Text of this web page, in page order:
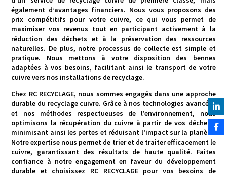
également d’avantages financiers. Nous vous proposons des
prix compétitifs pour votre cuivre, ce qui vous permet de
maximiser vos revenus tout en participant activement à la
réduction des déchets et à la préservation des ressources
naturelles. De plus, notre processus de collecte est simple et
pratique. Nous mettons à votre disposition des bennes
adaptées à vos besoins, facilitant ainsi le transport de votre
cuivre vers nos installations de recyclage.
Chez RC RECYCLAGE, nous sommes engagés dans une approche
durable du recyclage cuivre. Grâce à nos technologies avancées
et nos méthodes respectueuses de l’environnement, nous
optimisons la récupération du cuivre à partir de vos déchets,
minimisant ainsi les pertes et réduisant l’impact sur la planète.
Notre expertise nous permet de trier et de traiter efficacement le
cuivre, garantissant des résultats de haute qualité. Faites
confiance à notre engagement en faveur du développement
durable et choisissez RC RECYCLAGE pour vos besoins de